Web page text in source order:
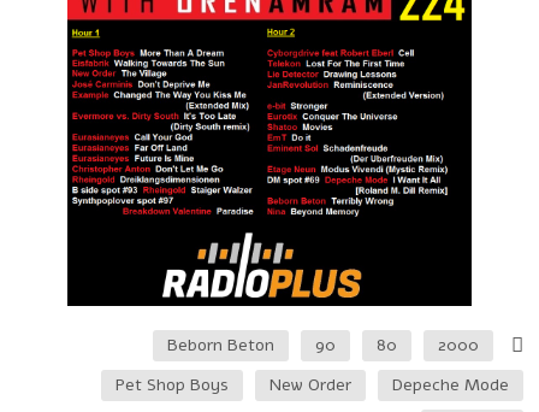
2000
80
90
Beborn Beton
Depeche Mode
New Order
Pet Shop Boys